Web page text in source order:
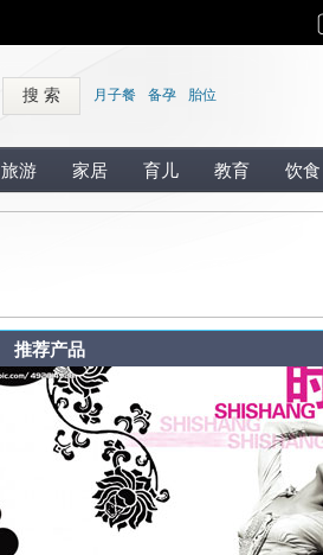
搜 索 月子餐 备孕 胎位
旅游 家居 育儿 教育 饮食
推荐产品